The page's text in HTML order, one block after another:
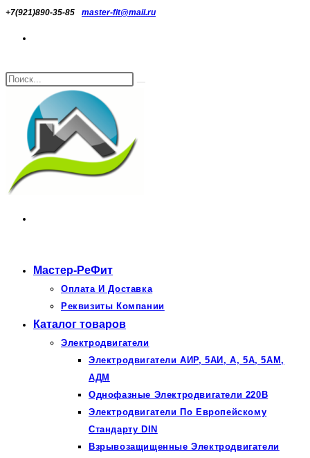
Перейти
+7(921)890-35-85 master-fit@mail.ru
Поиск
сайте
Мастер-РеФит
Оплата И Доставка
Реквизиты Компании
Каталог товаров
Электродвигатели
Электродвигатели АИР, 5АИ, А, 5А, 5АМ,
АДМ
Однофазные Электродвигатели 220В
Электродвигатели По Европейскому
Стандарту DIN
Взрывозащищенные Электродвигатели